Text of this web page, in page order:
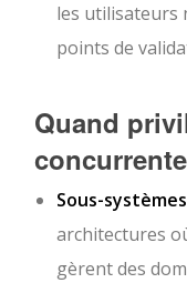
les utilisateurs
points de
Quand
concurrente
Sous-
architectures
gèrent des